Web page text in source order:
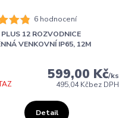
6 hodnocení
12 ROZVODNICE
VENKOVNÍ IP65, 12M
599,00 Kč/ks
495,04 Kčbez DPH
Detail